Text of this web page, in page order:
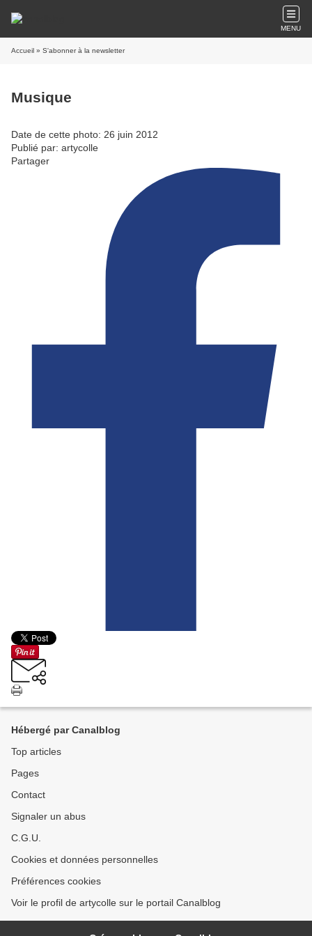
MENU
Accueil » S'abonner à la newsletter
Musique
Date de cette photo: 26 juin 2012
Publié par: artycolle
Partager
Hébergé par Canalblog
Top articles
Pages
Contact
Signaler un abus
C.G.U.
Cookies et données personnelles
Préférences cookies
Voir le profil de artycolle sur le portail Canalblog